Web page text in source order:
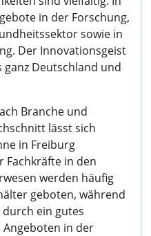
in der Forschung,
sowie in
Der Innovationsgeist
ganz Deutschland und
Branche und
lässt sich
in Freiburg
Fachkräfte in den
werden häufig
geboten, während
ein gutes
in der